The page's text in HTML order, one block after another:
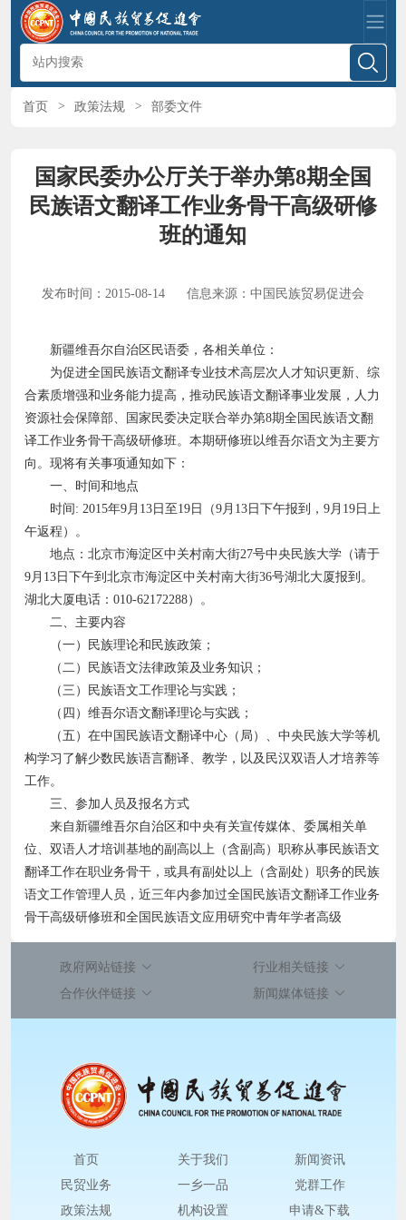
首页 > 政策法规 > 部委文件
国家民委办公厅关于举办第8期全国
民族语文翻译工作业务骨干高级研修
班的通知
发布时间：2015-08-14 信息来源：中国民族贸易促进会
新疆维吾尔自治区民语委，各相关单位：
为促进全国民族语文翻译专业技术高层次人才知识更新、综
合素质增强和业务能力提高，推动民族语文翻译事业发展，人力
资源社会保障部、国家民委决定联合举办第8期全国民族语文翻
译工作业务骨干高级研修班。本期研修班以维吾尔语文为主要方
向。现将有关事项通知如下：
一、时间和地点
时间: 2015年9月13日至19日（9月13日下午报到，9月19日上
午返程）。
地点：北京市海淀区中关村南大街27号中央民族大学（请于
9月13日下午到北京市海淀区中关村南大街36号湖北大厦报到。
湖北大厦电话：010-62172288）。
二、主要内容
（一）民族理论和民族政策；
（二）民族语文法律政策及业务知识；
（三）民族语文工作理论与实践；
（四）维吾尔语文翻译理论与实践；
（五）在中国民族语文翻译中心（局）、中央民族大学等机
构学习了解少数民族语言翻译、教学，以及民汉双语人才培养等
工作。
三、参加人员及报名方式
来自新疆维吾尔自治区和中央有关宣传媒体、委属相关单
位、双语人才培训基地的副高以上（含副高）职称从事民族语文
翻译工作在职业务骨干，或具有副处以上（含副处）职务的民族
语文工作管理人员，近三年内参加过全国民族语文翻译工作业务
骨干高级研修班和全国民族语文应用研究中青年学者高级
政府网站链接
行业相关链接
合作伙伴链接
新闻媒体链接
首页 关于我们
新闻资讯
民贸业务
一乡一品
党群工作
政策法规
机构设置 申请&下载